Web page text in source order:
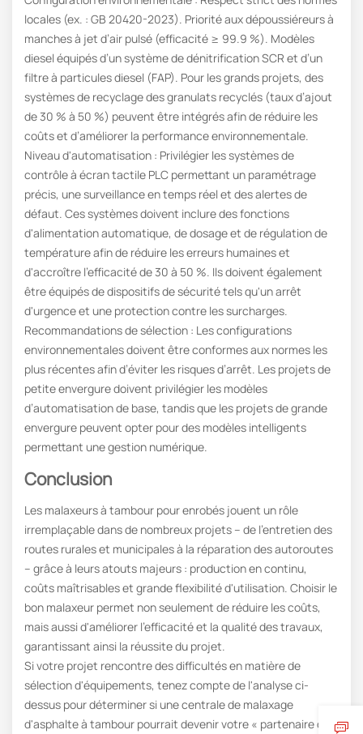
locales (ex. : GB 20420-2023). Priorité aux dépoussiéreurs à
manches à jet d’air pulsé (efficacité ≥ 99.9 %). Modèles
diesel équipés d’un système de dénitrification SCR et d’un
filtre à particules diesel (FAP). Pour les grands projets, des
systèmes de recyclage des granulats recyclés (taux d’ajout
de 30 % à 50 %) peuvent être intégrés afin de réduire les
coûts et d’améliorer la performance environnementale.
Niveau d'automatisation : Privilégier les systèmes de
contrôle à écran tactile PLC permettant un paramétrage
précis, une surveillance en temps réel et des alertes de
défaut. Ces systèmes doivent inclure des fonctions
d'alimentation automatique, de dosage et de régulation de
température afin de réduire les erreurs humaines et
d'accroître l'efficacité de 30 à 50 %. Ils doivent également
être équipés de dispositifs de sécurité tels qu'un arrêt
d'urgence et une protection contre les surcharges.
Recommandations de sélection : Les configurations
environnementales doivent être conformes aux normes les
plus récentes afin d’éviter les risques d’arrêt. Les projets de
petite envergure doivent privilégier les modèles
d’automatisation de base, tandis que les projets de grande
envergure peuvent opter pour des modèles intelligents
permettant une gestion numérique.
Conclusion
Les malaxeurs à tambour pour enrobés jouent un rôle
irremplaçable dans de nombreux projets – de l'entretien des
routes rurales et municipales à la réparation des autoroutes
– grâce à leurs atouts majeurs : production en continu,
coûts maîtrisables et grande flexibilité d'utilisation. Choisir le
bon malaxeur permet non seulement de réduire les coûts,
mais aussi d'améliorer l'efficacité et la qualité des travaux,
garantissant ainsi la réussite du projet.
Si votre projet rencontre des difficultés en matière de
sélection d'équipements, tenez compte de l'analyse ci-
dessus pour déterminer si une centrale de malaxage
d'asphalte à tambour pourrait devenir votre « partenaire de